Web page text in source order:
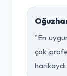
"En
çok